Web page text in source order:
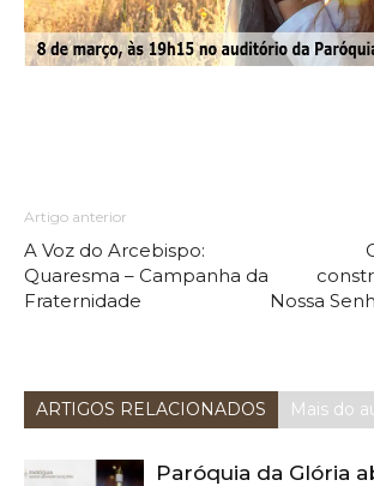
Artigo anterior
A Voz do Arcebispo:
Quaresma – Campanha da
Fraternidade
Nossa
ARTIGOS RELACIONADOS Mais do
Paróquia da Glória